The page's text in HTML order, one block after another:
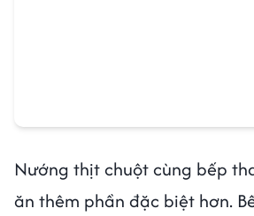
Nướng thịt chuột cùng bếp
ăn thêm phần đặc biệt hơn.